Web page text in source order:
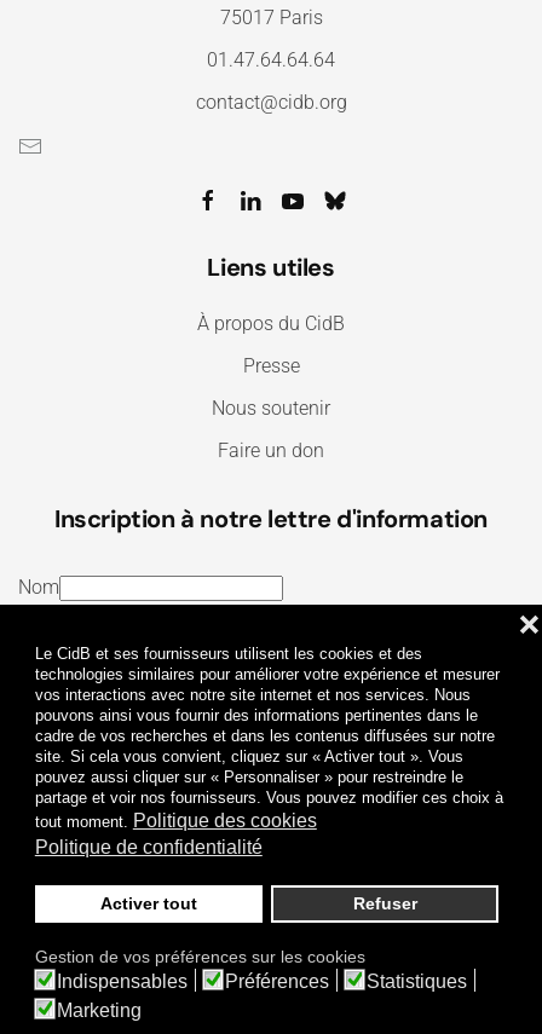
Le CidB et ses fournisseurs utilisent les cookies et des
technologies similaires pour améliorer votre expérience et mesurer
vos interactions avec notre site internet et nos services. Nous
pouvons ainsi vous fournir des informations pertinentes dans le
cadre de vos recherches et dans les contenus diffusées sur notre
site. Si cela vous convient, cliquez sur « Activer tout ». Vous
pouvez aussi cliquer sur « Personnaliser » pour restreindre le
partage et voir nos fournisseurs. Vous pouvez modifier ces choix à
tout moment. Politique des cookies
Politique de confidentialité
Activer tout Refuser
❌
Gestion de vos préférences sur les cookies
Indispensables Préférences
Statistiques
Marketing
75017 Paris
01.47.64.64.64
contact@cidb.org
Liens utiles
À propos du CidB
Presse
Nous soutenir
Faire un don
Inscription à notre lettre d'information
Nom
J’ai lu et j’accepte lesTermes et conditionset la
Politique de confidentialité
Je m'abonne
© 2009-2026 CidB. Tous droits réservés.